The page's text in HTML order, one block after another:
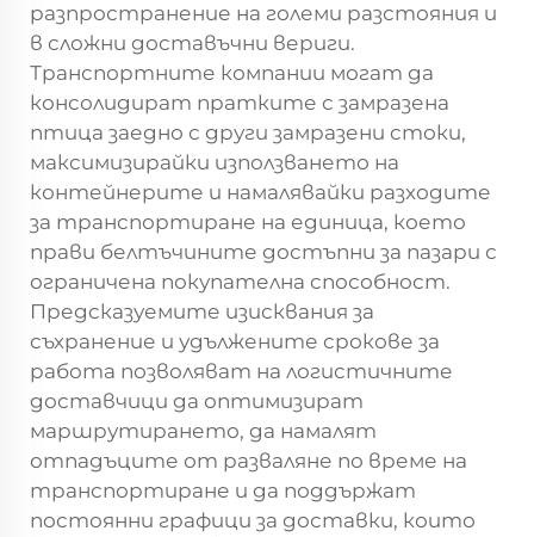
разпространение на големи разстояния и
в сложни доставъчни вериги.
Транспортните компании могат да
консолидират пратките с замразена
птица заедно с други замразени стоки,
максимизирайки използването на
контейнерите и намалявайки разходите
за транспортиране на единица, което
прави белтъчините достъпни за пазари с
ограничена покупателна способност.
Предсказуемите изисквания за
съхранение и удължените срокове за
работа позволяват на логистичните
доставчици да оптимизират
маршрутирането, да намалят
отпадъците от разваляне по време на
транспортиране и да поддържат
постоянни графици за доставки, които